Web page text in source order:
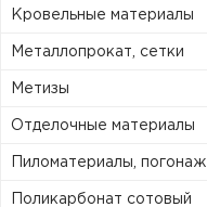
Кровельные материалы
Металлопрокат, сетки
Метизы
Отделочные материалы
Пиломатериалы, погонаж
Поликарбонат сотовый